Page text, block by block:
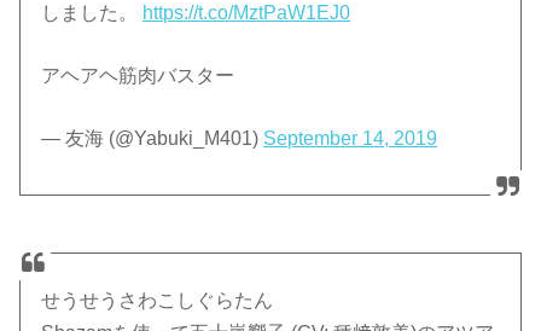
しました。
https://t.co/MztPaW1EJ0
アヘアヘ筋肉バスター
— 友海 (@Yabuki_M401) September 14, 2019
せうせうさわこしぐらたん